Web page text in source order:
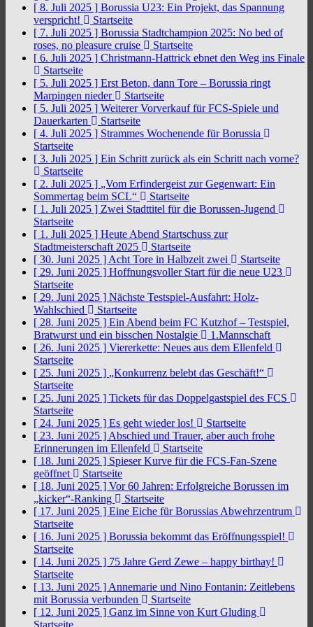
[ 8. Juli 2025 ] Borussia U23: Ein Projekt, das Spannung
verspricht!
Startseite
[ 7. Juli 2025 ] Borussia Stadtchampion 2025: No bed of
roses, no pleasure cruise
Startseite
[ 6. Juli 2025 ] Christmann-Hattrick ebnet den Weg ins Finale
Startseite
[ 5. Juli 2025 ] Erst Beton, dann Tore – Borussia ringt
Marpingen nieder
Startseite
[ 5. Juli 2025 ] Weiterer Vorverkauf für FCS-Spiele und
Dauerkarten
Startseite
[ 4. Juli 2025 ] Strammes Wochenende für Borussia
Startseite
[ 3. Juli 2025 ] Ein Schritt zurück als ein Schritt nach vorne?
Startseite
[ 2. Juli 2025 ] „Vom Erfindergeist zur Gegenwart: Ein
Sommertag beim SCL“
Startseite
[ 1. Juli 2025 ] Zwei Stadttitel für die Borussen-Jugend
Startseite
[ 1. Juli 2025 ] Heute Abend Startschuss zur
Stadtmeisterschaft 2025
Startseite
[ 30. Juni 2025 ] Acht Tore in Halbzeit zwei
Startseite
[ 29. Juni 2025 ] Hoffnungsvoller Start für die neue U23
Startseite
[ 29. Juni 2025 ] Nächste Testspiel-Ausfahrt: Holz-
Wahlschied
Startseite
[ 28. Juni 2025 ] Ein Abend beim FC Kutzhof – Testspiel,
Bratwurst und ein bisschen Nostalgie
1.Mannschaft
[ 26. Juni 2025 ] Viererkette: Neues aus dem Ellenfeld
Startseite
[ 25. Juni 2025 ] „Konkurrenz belebt das Geschäft!“
Startseite
[ 25. Juni 2025 ] Tickets für das Doppelgastspiel des FCS
Startseite
[ 24. Juni 2025 ] Es geht wieder los!
Startseite
[ 23. Juni 2025 ] Abschied und Trauer, aber auch frohe
Erinnerungen im Ellenfeld
Startseite
[ 18. Juni 2025 ] Spieser Kurve für die FCS-Fan-Szene
geöffnet
Startseite
[ 18. Juni 2025 ] Vor 60 Jahren: Erfolgreiche Borussen im
„kicker“-Ranking
Startseite
[ 17. Juni 2025 ] Eine Eiche für Borussias Abwehrzentrum
Startseite
[ 16. Juni 2025 ] Borussia bekommt das Eröffnungsspiel!
Startseite
[ 14. Juni 2025 ] 75 Jahre Gerd Zewe – happy birthay!
Startseite
[ 13. Juni 2025 ] Annemarie und Nino Fontanin: Zeitlebens
mit Borussia verbunden
Startseite
[ 12. Juni 2025 ] Ganz im Sinne von Kurt Gluding
Startseite